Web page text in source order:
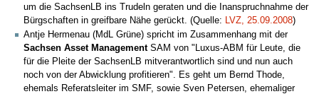
um die SachsenLB ins Trudeln geraten und die Inanspruchnahme der
Bürgschaften in greifbare Nähe gerückt. (Quelle:
LVZ, 25.09.2008)
Antje Hermenau (MdL Grüne) spricht im Zusammenhang mit der
Sachsen Asset ManagementSAM von "Luxus-ABM für Leute, die
für die Pleite der SachsenLB mitverantwortlich sind und nun auch
noch von der Abwicklung profitieren". Es geht um Bernd Thode,
ehemals Referatsleiter im SMF, sowie Sven Petersen, ehemaliger